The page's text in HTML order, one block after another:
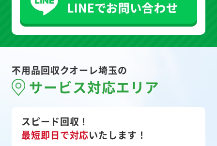
不用品回収クオーレ埼玉の
サービス対応エリア
スピード回収！
最短即日で対応いたします！